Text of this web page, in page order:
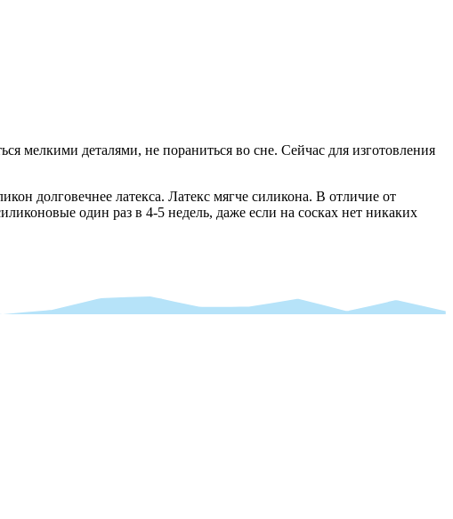
мелкими деталями, не пораниться во сне. Сейчас для изготовления
долговечнее латекса. Латекс мягче силикона. В отличие от
один раз в 4-5 недель, даже если на сосках нет никаких